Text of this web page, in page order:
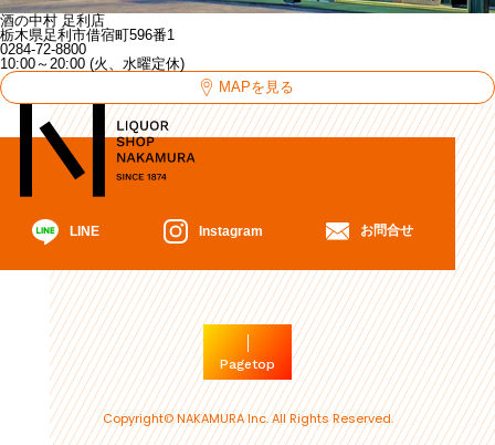
酒の中村 足利店
栃木県足利市借宿町596番1
0284-72-8800
10:00～20:00 (火、水曜定休)
MAPを見る
LINE Instagram お問合せ
Pagetop
Copyright© NAKAMURA Inc. All Rights Reserved.